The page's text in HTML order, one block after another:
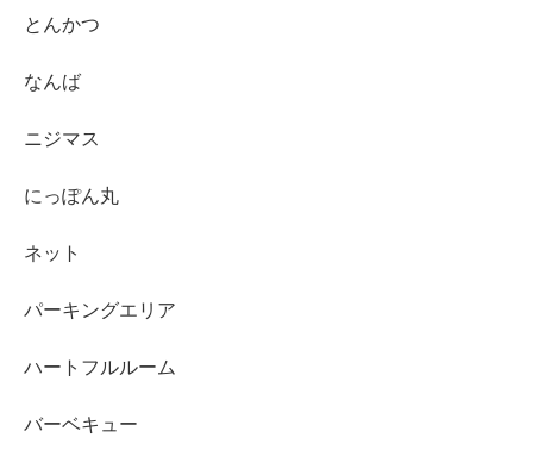
とんかつ
なんば
ニジマス
にっぽん丸
ネット
パーキングエリア
ハートフルルーム
バーベキュー